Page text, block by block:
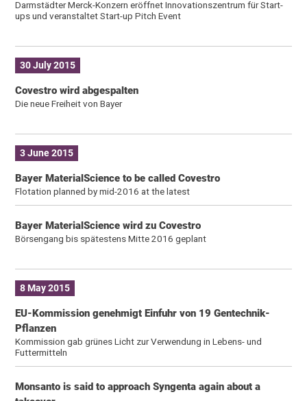
Darmstädter Merck-Konzern eröffnet Innovationszentrum für Start-
ups und veranstaltet Start-up Pitch Event
30 July 2015
Covestro wird abgespalten
Die neue Freiheit von Bayer
3 June 2015
Bayer MaterialScience to be called Covestro
Flotation planned by mid-2016 at the latest
Bayer MaterialScience wird zu Covestro
Börsengang bis spätestens Mitte 2016 geplant
8 May 2015
EU-Kommission genehmigt Einfuhr von 19 Gentechnik-
Pflanzen
Kommission gab grünes Licht zur Verwendung in Lebens- und
Futtermitteln
Monsanto is said to approach Syngenta again about a